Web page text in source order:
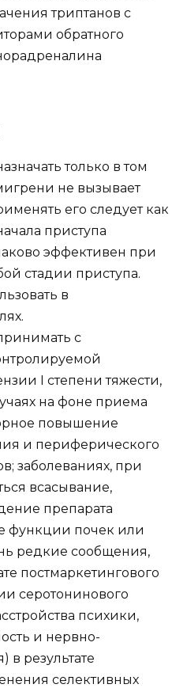
триптанов с
обратного
только в том
не вызывает
его следует как
приступа
эффективен при
стадии приступа.
в
с
I степени тяжести,
на фоне приема
повышение
и периферического
заболеваниях, при
всасывание,
препарата
функции почек или
редкие сообщения,
постмаркетингового
серотонинового
психики,
и нервно-
результате
селективных